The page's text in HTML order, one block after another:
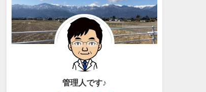
管理人です♪